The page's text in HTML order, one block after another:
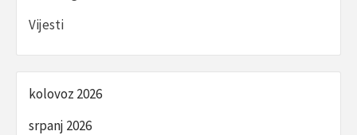
Vijesti
kolovoz 2026
srpanj 2026